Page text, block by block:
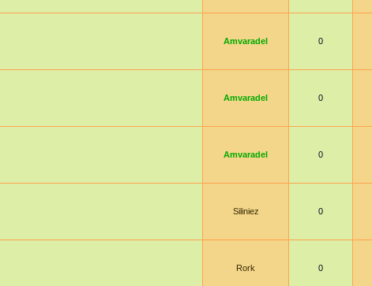
Amvaradel 0
Amvaradel 0
Amvaradel 0
Siliniez 0
Rork 0